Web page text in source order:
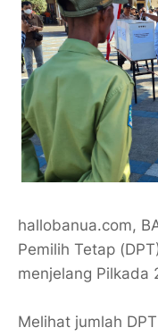
hallobanua.com,
Pemilih Tetap
menjelang Pilkada
Melihat jumlah